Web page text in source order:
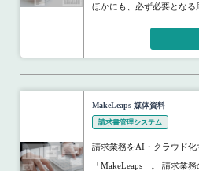
ほかにも、必ず必要となる
MakeLeaps 媒体資料
請求書管理システム
請求業務をAI・クラウド化
「MakeLeaps」。 請求業